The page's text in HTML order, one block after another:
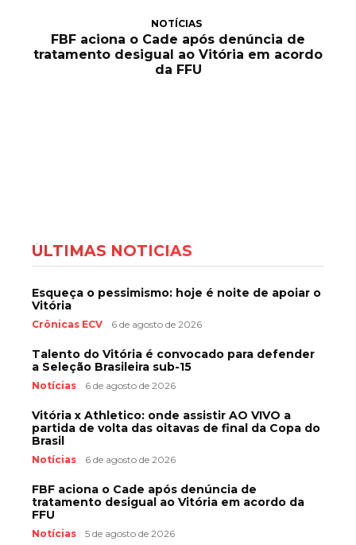
NOTÍCIAS
FBF aciona o Cade após denúncia de
tratamento desigual ao Vitória em acordo
da FFU
ÚLTIMAS NOTÍCIAS
Esqueça o pessimismo: hoje é noite de apoiar o
Vitória
Crônicas ECV 6 de agosto de 2026
Talento do Vitória é convocado para defender
a Seleção Brasileira sub-15
Notícias 6 de agosto de 2026
Vitória x Athletico: onde assistir AO VIVO a
partida de volta das oitavas de final da Copa do
Brasil
Notícias 6 de agosto de 2026
FBF aciona o Cade após denúncia de
tratamento desigual ao Vitória em acordo da
FFU
Notícias 5 de agosto de 2026